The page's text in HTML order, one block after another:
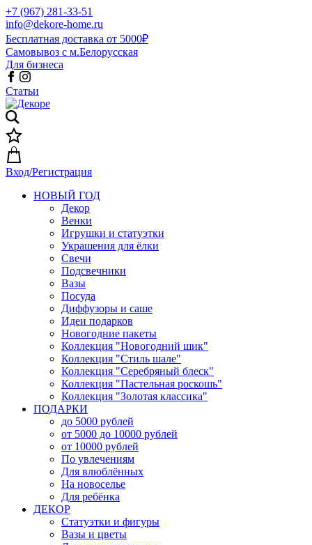
+7 (967) 281-33-51
info@dekore-home.ru
Бесплатная доставка от 5000₽
Самовывоз с м.Белорусская
Для бизнеса
Статьи
Вход/Регистрация
НОВЫЙ ГОД
Декор
Венки
Игрушки и статуэтки
Украшения для ёлки
Свечи
Подсвечники
Вазы
Посуда
Диффузоры и саше
Идеи подарков
Новогодние пакеты
Коллекция "Новогодний шик"
Коллекция "Стиль шале"
Коллекция "Серебряный блеск"
Коллекция "Пастельная роскошь"
Коллекция "Золотая классика"
ПОДАРКИ
до 5000 рублей
от 5000 до 10000 рублей
от 10000 рублей
По увлечениям
Для влюблённых
На новоселье
Для ребёнка
ДЕКОР
Статуэтки и фигуры
Вазы и цветы